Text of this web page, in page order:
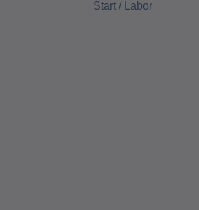
Start / Labor